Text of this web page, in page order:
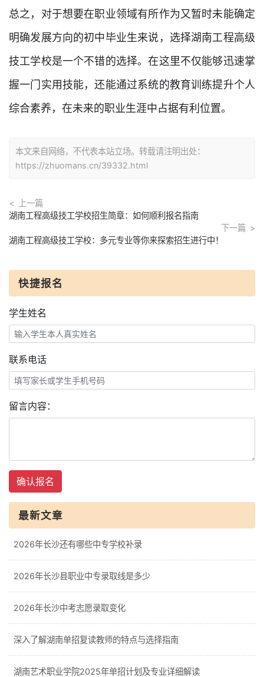
总之，对于想要在职业领域有所作为又暂时未能确定
明确发展方向的初中毕业生来说，选择湖南工程高级
技工学校是一个不错的选择。在这里不仅能够迅速掌
握一门实用技能，还能通过系统的教育训练提升个人
综合素养，在未来的职业生涯中占据有利位置。
本文来自网络，不代表本站立场。转载请注明出处：
https://zhuomans.cn/39332.html
上一篇
湖南工程高级技工学校招生简章：如何顺利报名指南
下一篇
湖南工程高级技工学校：多元专业等你来探索招生进行中！
快捷报名
学生姓名
联系电话
留言内容：
确认报名
最新文章
2026年长沙还有哪些中专学校补录
2026年长沙县职业中专录取线是多少
2026年长沙中考志愿录取变化
深入了解湖南单招复读教师的特点与选择指南
湖南艺术职业学院2025年单招计划及专业详细解读